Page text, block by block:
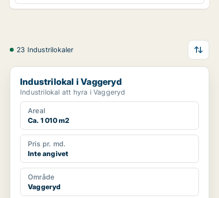
23 Industrilokaler
Industrilokal i Vaggeryd
Industrilokal i Vaggeryd
Industrilokal att hyra i Vaggeryd
Areal
Ca. 1 010 m2
Pris pr. md.
Inte angivet
Område
Vaggeryd